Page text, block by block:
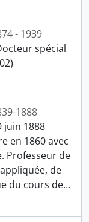
- 1939
spécial
1888
juin 1888
en 1860 avec
Professeur de
de
du cours de…